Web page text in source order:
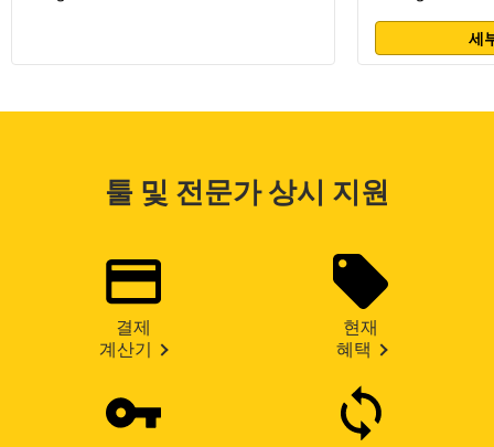
세
툴 및 전문가 상시 지원
결제
계산기
현재
혜택